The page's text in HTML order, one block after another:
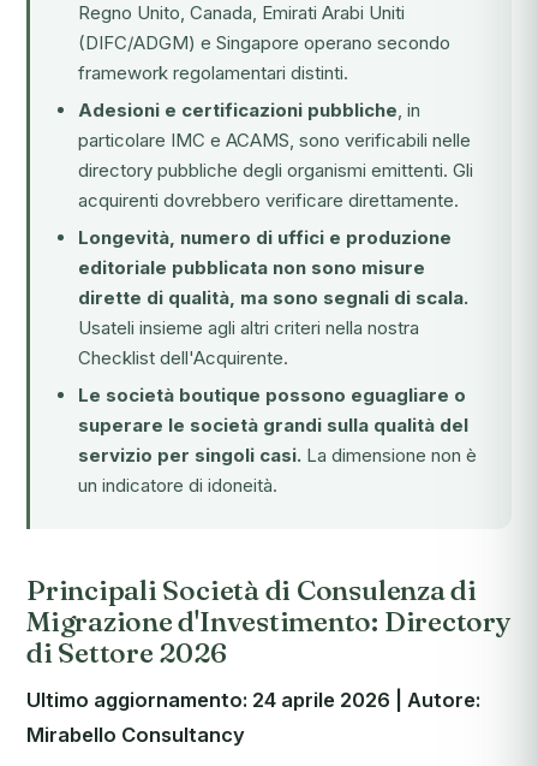
Regno Unito, Canada, Emirati Arabi Uniti
(DIFC/ADGM) e Singapore operano secondo
framework regolamentari distinti.
Adesioni e certificazioni pubbliche, in
particolare IMC e ACAMS, sono verificabili nelle
directory pubbliche degli organismi emittenti. Gli
acquirenti dovrebbero verificare direttamente.
Longevità, numero di uffici e produzione
editoriale pubblicata non sono misure
dirette di qualità, ma sono segnali di scala.
Usateli insieme agli altri criteri nella nostra
Checklist dell'Acquirente.
Le società boutique possono eguagliare o
superare le società grandi sulla qualità del
servizio per singoli casi. La dimensione non è
un indicatore di idoneità.
Principali Società di Consulenza di
Migrazione d'Investimento: Directory
di Settore 2026
Ultimo aggiornamento: 24 aprile 2026 | Autore:
Mirabello Consultancy